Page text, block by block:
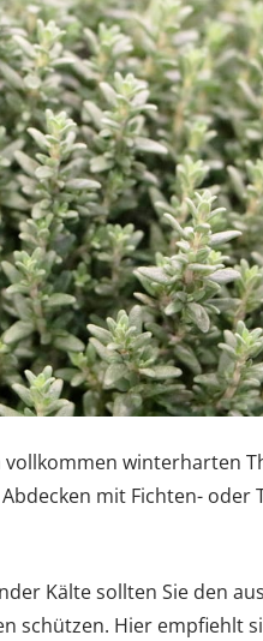
winterharten
mit Fichten- oder
Kälte sollten Sie den
schützen. Hier empfiehlt